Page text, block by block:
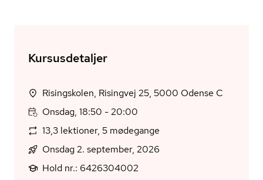
Kursusdetaljer
Risingskolen, Risingvej 25, 5000 Odense C
Onsdag, 18:50 - 20:00
13,3 lektioner, 5 mødegange
Onsdag 2. september, 2026
Hold nr.: 6426304002